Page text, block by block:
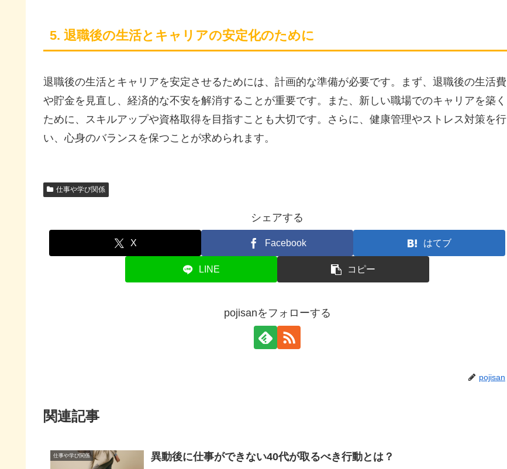
5. 退職後の生活とキャリアの安定化のために
退職後の生活とキャリアを安定させるためには、計画的な準備が必要です。まず、退職後の生活費
や貯金を見直し、経済的な不安を解消することが重要です。また、新しい職場でのキャリアを築く
ために、スキルアップや資格取得を目指すことも大切です。さらに、健康管理やストレス対策を行
い、心身のバランスを保つことが求められます。
仕事や学び関係
シェアする
X Facebook はてブ
LINE コピー
pojisanをフォローする
pojisan
関連記事
仕事や学び関係 異動後に仕事ができない40代が取るべき行動とは？